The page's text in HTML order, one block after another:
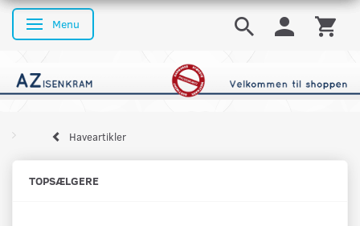
Skifte navigation
Menu
Haveartikler
TOPSÆLGERE